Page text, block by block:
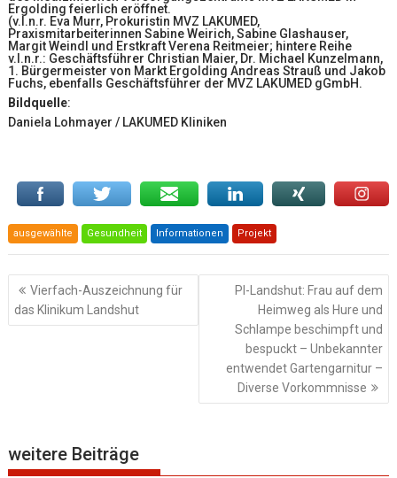
Ergolding feierlich eröffnet.
(v.l.n.r. Eva Murr, Prokuristin MVZ LAKUMED,
Praxismitarbeiterinnen Sabine Weirich, Sabine Glashauser,
Margit Weindl und Erstkraft Verena Reitmeier; hintere Reihe
v.l.n.r.: Geschäftsführer Christian Maier, Dr. Michael Kunzelmann,
1. Bürgermeister von Markt Ergolding Andreas Strauß und Jakob
Fuchs, ebenfalls Geschäftsführer der MVZ LAKUMED gGmbH.
Bildquelle:
Daniela Lohmayer / LAKUMED Kliniken
ausgewählte Gesundheit Informationen Projekt
Beitragsnavigation
Vierfach-Auszeichnung für
das Klinikum Landshut
PI-Landshut: Frau auf dem
Heimweg als Hure und
Schlampe beschimpft und
bespuckt – Unbekannter
entwendet Gartengarnitur –
Diverse Vorkommnisse
weitere Beiträge